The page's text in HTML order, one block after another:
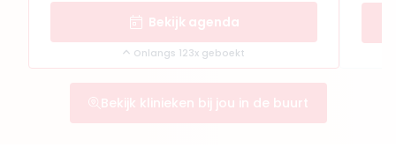
Bekijk agenda
Onlangs 123x geboekt
Bekijk klinieken bij jou in de buurt